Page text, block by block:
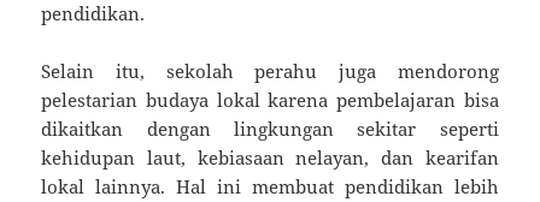
pendidikan.
Selain itu, sekolah perahu juga mendorong
pelestarian budaya lokal karena pembelajaran bisa
dikaitkan dengan lingkungan sekitar seperti
kehidupan laut, kebiasaan nelayan, dan kearifan
lokal lainnya. Hal ini membuat pendidikan lebih